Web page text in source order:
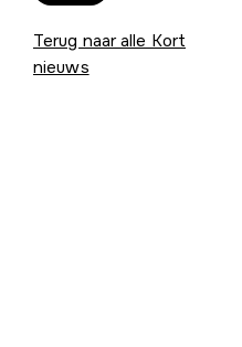
Terug naar alle Kort
nieuws